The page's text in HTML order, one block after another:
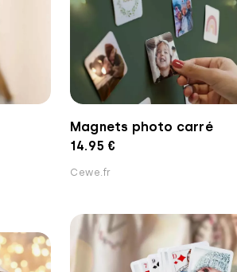
Magnets photo carré
14.95 €
Cewe.fr